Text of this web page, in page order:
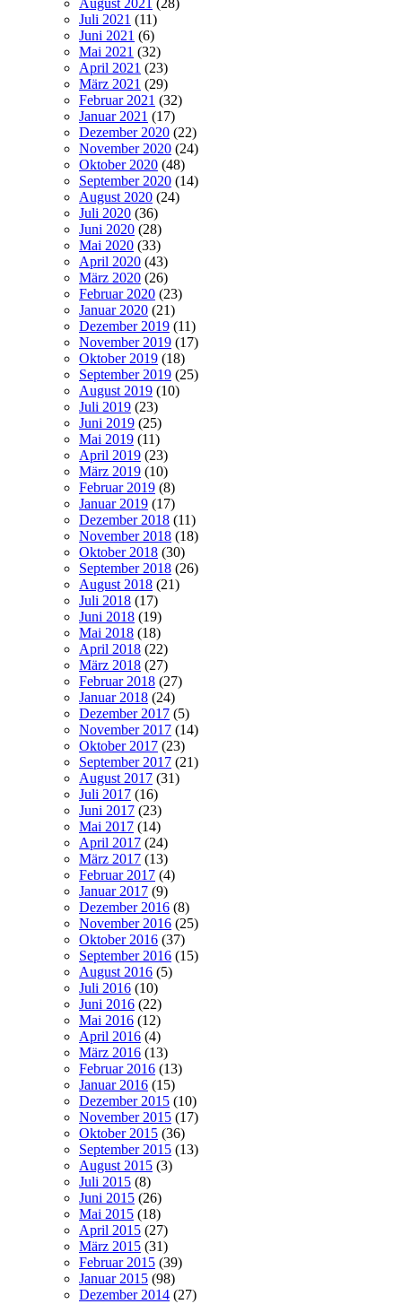
August 2021
(28)
Juli 2021 (11)
Juni 2021 (6)
Mai 2021 (32)
April 2021 (23)
März 2021 (29)
Februar 2021 (32)
Januar 2021 (17)
Dezember 2020 (22)
November 2020 (24)
Oktober 2020 (48)
September 2020 (14)
August 2020 (24)
Juli 2020 (36)
Juni 2020 (28)
Mai 2020 (33)
April 2020 (43)
März 2020 (26)
Februar 2020 (23)
Januar 2020 (21)
Dezember 2019 (11)
November 2019 (17)
Oktober 2019 (18)
September 2019 (25)
August 2019 (10)
Juli 2019 (23)
Juni 2019 (25)
Mai 2019 (11)
April 2019 (23)
März 2019 (10)
Februar 2019 (8)
Januar 2019 (17)
Dezember 2018 (11)
November 2018 (18)
Oktober 2018 (30)
September 2018 (26)
August 2018 (21)
Juli 2018 (17)
Juni 2018 (19)
Mai 2018 (18)
April 2018 (22)
März 2018 (27)
Februar 2018 (27)
Januar 2018 (24)
Dezember 2017 (5)
November 2017 (14)
Oktober 2017 (23)
September 2017 (21)
August 2017 (31)
Juli 2017 (16)
Juni 2017 (23)
Mai 2017 (14)
April 2017 (24)
März 2017 (13)
Februar 2017 (4)
Januar 2017 (9)
Dezember 2016 (8)
November 2016 (25)
Oktober 2016 (37)
September 2016 (15)
August 2016 (5)
Juli 2016 (10)
Juni 2016 (22)
Mai 2016 (12)
April 2016 (4)
März 2016 (13)
Februar 2016 (13)
Januar 2016 (15)
Dezember 2015 (10)
November 2015 (17)
Oktober 2015 (36)
September 2015 (13)
August 2015 (3)
Juli 2015 (8)
Juni 2015 (26)
Mai 2015 (18)
April 2015 (27)
März 2015 (31)
Februar 2015 (39)
Januar 2015 (98)
Dezember 2014 (27)